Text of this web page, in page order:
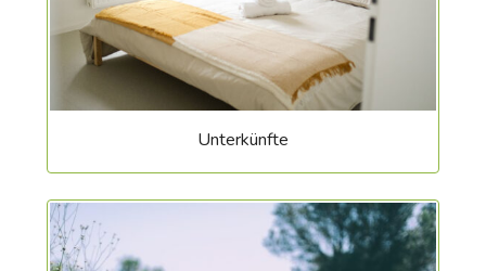
Unterkünfte